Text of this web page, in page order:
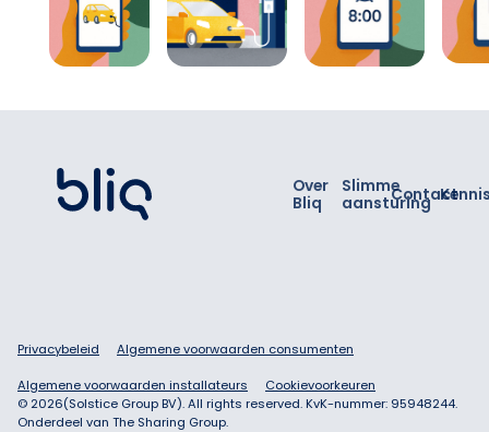
Over
Bliq
Slimme
aansturing
Contact
Privacybeleid Algemene voorwaarden consumenten
Algemene voorwaarden installateurs
Cookievoorkeuren
© 2026(Solstice Group BV). All rights reserved. KvK-nummer: 95948244.
Onderdeel van The Sharing Group.